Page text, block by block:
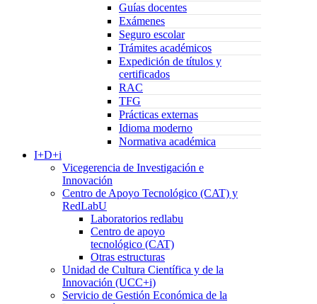
Guías docentes
Exámenes
Seguro escolar
Trámites académicos
Expedición de títulos y
certificados
RAC
TFG
Prácticas externas
Idioma moderno
Normativa académica
I+D+i
Vicegerencia de Investigación e
Innovación
Centro de Apoyo Tecnológico (CAT) y
RedLabU
Laboratorios redlabu
Centro de apoyo
tecnológico (CAT)
Otras estructuras
Unidad de Cultura Científica y de la
Innovación (UCC+i)
Servicio de Gestión Económica de la